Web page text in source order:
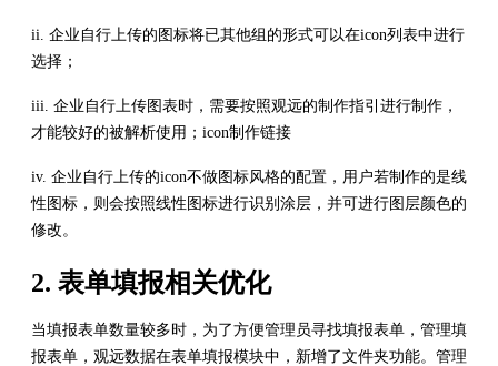
ii. 企业自行上传的图标将已其他组的形式可以在icon列表中进行
选择；
iii. 企业自行上传图表时，需要按照观远的制作指引进行制作，
才能较好的被解析使用；icon制作链接
iv. 企业自行上传的icon不做图标风格的配置，用户若制作的是线
性图标，则会按照线性图标进行识别涂层，并可进行图层颜色的
修改。
2. 表单填报相关优化
当填报表单数量较多时，为了方便管理员寻找填报表单，管理填
报表单，观远数据在表单填报模块中，新增了文件夹功能。管理